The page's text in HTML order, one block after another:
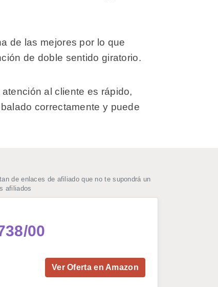
de las mejores por lo que
de doble sentido giratorio.
al cliente es rápido,
correctamente y puede
de enlaces de afiliado que no te supondrá un
afiliados
00
Ver Oferta en Amazon